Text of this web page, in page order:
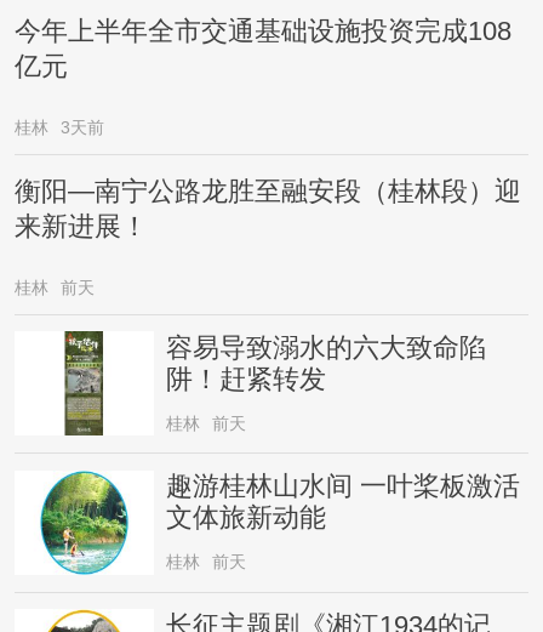
今年上半年全市交通基础设施投资完成108
亿元
桂林 3天前
衡阳—南宁公路龙胜至融安段（桂林段）迎
来新进展！
桂林 前天
容易导致溺水的六大致命陷
阱！赶紧转发
桂林 前天
趣游桂林山水间 一叶桨板激活
文体旅新动能
桂林 前天
长征主题剧《湘江1934的记